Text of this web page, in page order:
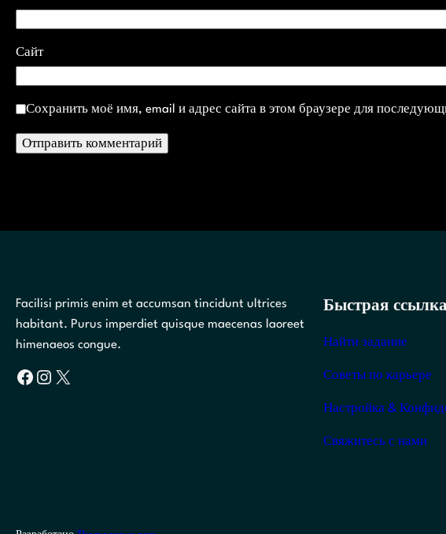
Сайт
Сохранить моё имя, email и адрес сайта в этом браузере для
Facilisi primis enim et accumsan tincidunt ultrices
habitant. Purus imperdiet quisque maecenas laoreet
himenaeos congue.
Facebook Instagram X
Быстрая
Найти задание
Советы по карьере
Настройка &
Свяжитесь с нами